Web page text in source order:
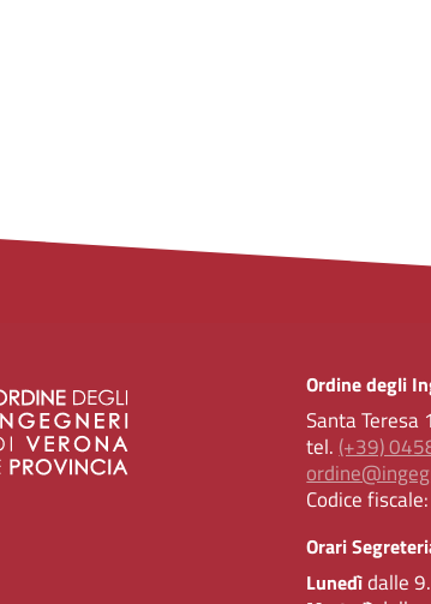
Ordine degli
Santa
tel. (+39)
Codice
Orari
Lunedìdalle